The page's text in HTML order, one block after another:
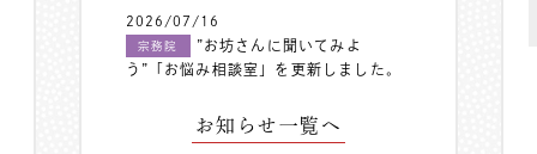
2026/07/16
宗務院
”お坊さんに聞いてみよ
う”「お悩み相談室」を更新しました。
お知らせ一覧へ